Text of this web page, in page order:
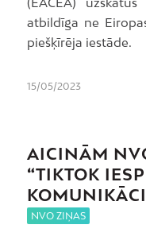
atbildīga ne
piešķīrēja iestāde.
15/05/2023
AICINĀM
“TIKTOK
NVO ZIŅAS